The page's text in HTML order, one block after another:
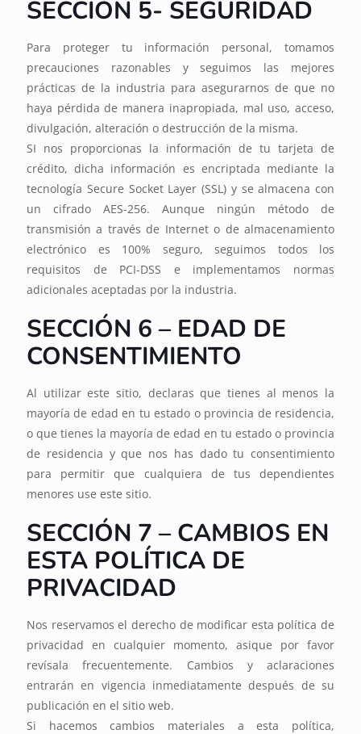
SECCIÓN 5- SEGURIDAD
Para proteger tu información personal, tomamos
precauciones razonables y seguimos las mejores
prácticas de la industria para asegurarnos de que no
haya pérdida de manera inapropiada, mal uso, acceso,
divulgación, alteración o destrucción de la misma.
SI nos proporcionas la información de tu tarjeta de
crédito, dicha información es encriptada mediante la
tecnología Secure Socket Layer (SSL) y se almacena con
un cifrado AES-256. Aunque ningún método de
transmisión a través de Internet o de almacenamiento
electrónico es 100% seguro, seguimos todos los
requisitos de PCI-DSS e implementamos normas
adicionales aceptadas por la industria.
SECCIÓN 6 – EDAD DE
CONSENTIMIENTO
Al utilizar este sitio, declaras que tienes al menos la
mayoría de edad en tu estado o provincia de residencia,
o que tienes la mayoría de edad en tu estado o provincia
de residencia y que nos has dado tu consentimiento
para permitir que cualquiera de tus dependientes
menores use este sitio.
SECCIÓN 7 – CAMBIOS EN
ESTA POLÍTICA DE
PRIVACIDAD
Nos reservamos el derecho de modificar esta política de
privacidad en cualquier momento, asique por favor
revísala frecuentemente. Cambios y aclaraciones
entrarán en vigencia inmediatamente después de su
publicación en el sitio web.
Si hacemos cambios materiales a esta política,